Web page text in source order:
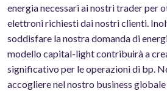
energia necessari ai nostri trader per
elettroni richiesti dai nostri clienti.
soddisfare la nostra domanda di
modello capital-light contribuirà a
significativo per le operazioni di bp.
accogliere nel nostro business